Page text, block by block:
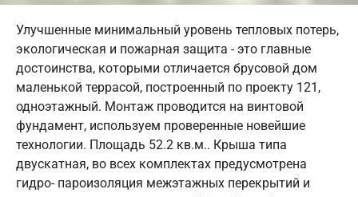
Улучшенные минимальный уровень тепловых потерь,
экологическая и пожарная защита - это главные
достоинства, которыми отличается брусовой дом
маленькой террасой, построенный по проекту 121,
одноэтажный. Монтаж проводится на винтовой
фундамент, используем проверенные новейшие
технологии. Площадь 52.2 кв.м.. Крыша типа
двускатная, во всех комплектах предусмотрена
гидро- пароизоляция межэтажных перекрытий и